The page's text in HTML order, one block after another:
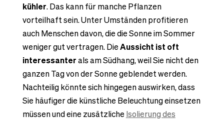
kühler. Das kann für manche Pflanzen
vorteilhaft sein. Unter Umständen profitieren
auch Menschen davon, die die Sonne im Sommer
weniger gut vertragen. DieAussicht ist oft
interessanterals am Südhang, weil Sie nicht den
ganzen Tag von der Sonne geblendet werden.
Nachteilig könnte sich hingegen auswirken, dass
Sie häufiger die künstliche Beleuchtung einsetzen
müssen und eine zusätzliche Isolierung des